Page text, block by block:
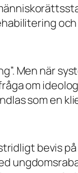
Men när
om
som en
bevis